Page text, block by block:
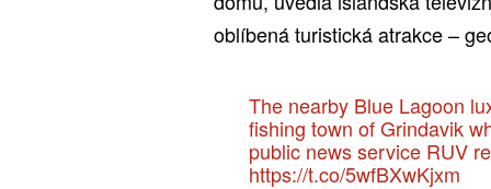
oblíbená turistická atrakce –
The nearby Blue Lagoon
fishing town of Grindavik
public news service RUV
https://t.co/5wfBXwKjxm